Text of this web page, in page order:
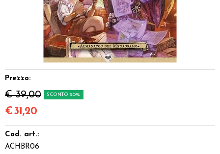
Giocattoli e Gadget
Prezzo:
€ 39,00 SCONTO 20%
€31,20
Cod. art.:
ACHBR06